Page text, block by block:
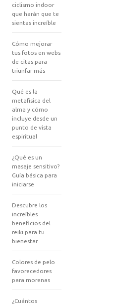
ciclismo indoor
que harán que te
sientas increíble
Cómo mejorar
tus fotos en webs
de citas para
triunfar más
Qué es la
metafísica del
alma y cómo
incluye desde un
punto de vista
espiritual
¿Qué es un
masaje sensitivo?
Guía básica para
iniciarse
Descubre los
increíbles
beneficios del
reiki para tu
bienestar
Colores de pelo
favorecedores
para morenas
¿Cuántos